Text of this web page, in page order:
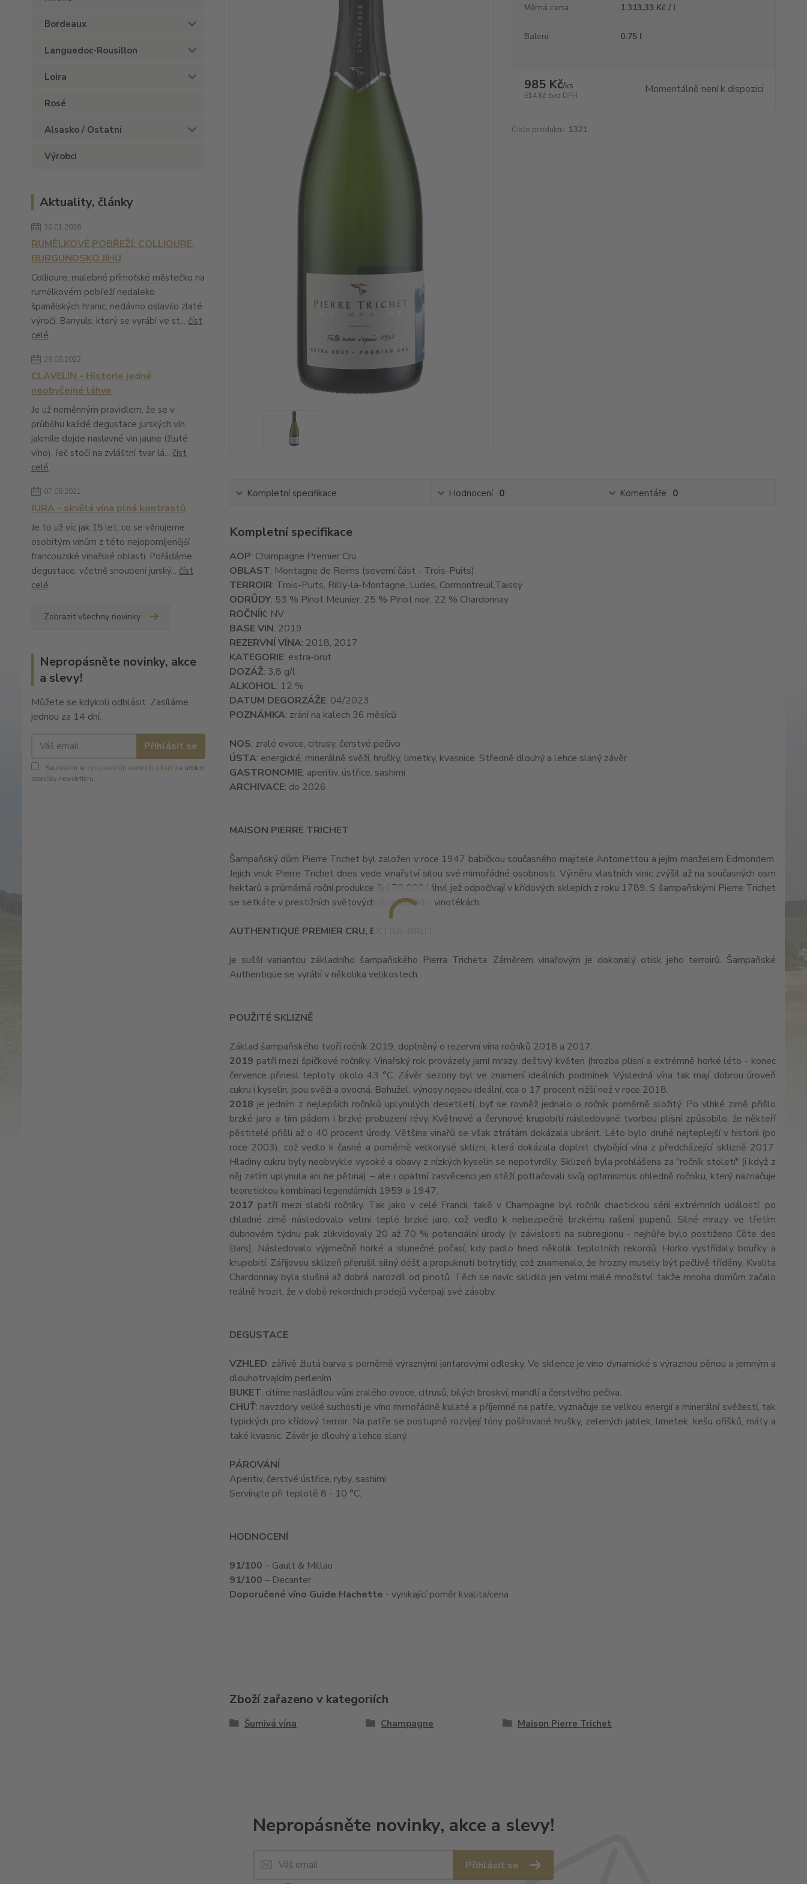
Bordeaux
Languedoc-Rousillon
Loira
Rosé
Alsasko / Ostatní
Výrobci
Aktuality, články
30.01.2026
RUMĚLKOVÉ POBŘEŽÍ: COLLIOURE,
BURGUNDSKO JIHU
Collioure, malebné přímořské městečko na
rumělkovém pobřeží nedaleko
španělských hranic, nedávno oslavilo zlaté
výročí. Banyuls, který se vyrábí ve st... číst
celé
29.08.2022
CLAVELIN - Historie jedné
neobyčejné láhve
Je už neměnným pravidlem, že se v
průběhu každé degustace jurských vín,
jakmile dojde naslavné vin jaune (žluté
víno), řeč stočí na zvláštní tvar lá... číst
celé
07.08.2021
JURA - skvělá vína plná kontrastů
Je to už víc jak 15 let, co se věnujeme
osobitým vínům z této nejopomíjenější
francouzské vinařské oblasti. Pořádáme
degustace, včetně snoubení jurský... číst
celé
Zobrazit všechny novinky
Nepropásněte novinky, akce
a slevy!
Můžete se kdykoli odhlásit. Zasíláme
jednou za 14 dní.
Přihlásit se
Souhlasím se zpracováním osobních údajů za účelem
rozesílky newsletteru.
Měrná cena
1 313,33 Kč / l
Balení 0.75 l
985 Kč/ks
814 Kč bez DPH Momentálně není k dispozici
Číslo produktu: 1321
Kompletní specifikace Hodnocení 0 Komentáře 0
Kompletní specifikace
AOP: Champagne Premier Cru
OBLAST: Montagne de Reims (severní část - Trois-Puits)
TERROIR: Trois-Puits, Rilly-la-Montagne, Ludes, Cormontreuil,Taissy
ODRŮDY: 53 % Pinot Meunier. 25 % Pinot noir, 22 % Chardonnay
ROČNÍK: NV
BASE VIN: 2019
REZERVNÍ VÍNA: 2018, 2017
KATEGORIE: extra-brut
DOZÁŽ: 3,8 g/l
ALKOHOL: 12 %
DATUM DEGORZÁŽE: 04/2023
POZNÁMKA: zrání na kalech 36 měsíců
NOS: zralé ovoce, citrusy, čerstvé pečivo
ÚSTA: energické, minerálně svěží, hrušky, limetky, kvasnice. Středně dlouhý a lehce slaný závěr
GASTRONOMIE: aperitiv, ústřice, sashimi
ARCHIVACE: do 2026
MAISON PIERRE TRICHET
Šampaňský dům Pierre Trichet byl založen v roce 1947 babičkou současného majitele Antoinettou a jejím manželem Edmondem.
Jejich vnuk Pierre Trichet dnes vede vinařství silou své mimořádné osobnosti. Výměru vlastních vinic zvýšil až na současných osm
hektarů a průměrná roční produkce činí 70 000 láhví, jež odpočívají v křídových sklepích z roku 1789. S šampaňskými Pierre Trichet
se setkáte v prestižních světových restauracích i vinotékách.
AUTHENTIQUE PREMIER CRU, EXTRA-BRUT
je sušší variantou základního šampaňského Pierra Tricheta. Záměrem vinařovým je dokonalý otisk jeho terroirů. Šampaňské
Authentique se vyrábí v několika velikostech.
POUŽITÉ SKLIZNĚ
Základ šampaňského tvoří ročník 2019, doplněný o rezervní vína ročníků 2018 a 2017.
2019 patří mezi špičkové ročníky. Vinařský rok provázely jarní mrazy, deštivý květen (hrozba plísní a extrémně horké léto - konec
července přinesl teploty okolo 43 °C. Závěr sezony byl ve znamení ideálních podmínek Výsledná vína tak mají dobrou úroveň
cukru i kyselin, jsou svěží a ovocná. Bohužel, výnosy nejsou ideální, cca o 17 procent nižší než v roce 2018.
2018 je jedním z nejlepších ročníků uplynulých desetiletí, byť se rovněž jednalo o ročník poměrně složitý. Po vlhké zimě přišlo
brzké jaro a tím pádem i brzké probuzení révy. Květnové a červnové krupobití následované tvorbou plísní způsobilo, že někteří
pěstitelé přišli až o 40 procent úrody. Většina vinařů se však ztrátám dokázala ubránit. Léto bylo druhé nejteplejší v historii (po
roce 2003), což vedlo k časné a poměrně velkorysé sklizni, která dokázala doplnit chybějící vína z předcházející sklizně 2017.
Hladiny cukru byly neobvykle vysoké a obavy z nízkých kyselin se nepotvrdily. Sklizeň byla prohlášena za "ročník století" (i když z
něj zatím uplynula ani ne pětina) – ale i opatrní zasvěcenci jen stěží potlačovali svůj optimismus ohledně ročníku, který naznačuje
teoretickou kombinaci legendárních 1959 a 1947.
2017 patří mezi slabší ročníky. Tak jako v celé Francii, takě v Champagne byl ročník chaotickou sérií extrémních událostí: po
chladné zimě následovalo velmi teplé brzké jaro, což vedlo k nebezpečně brzkému rašení pupenů. Silné mrazy ve třetím
dubnovém týdnu pak zlikvidovaly 20 až 70 % potenciální úrody (v závislosti na subregionu - nejhůře bylo postiženo Côte des
Bars). Následovalo výjimečně horké a slunečné počasí, kdy padlo hned několik teplotních rekordů. Horko vystřídaly bouřky a
krupobití. Zářijovou sklizeň přerušil silný déšť a propuknutí botrytidy, což znamenalo, že hrozny musely být pečlivě tříděny. Kvalita
Chardonnay byla slušná až dobrá, narozdíl od pinotů. Těch se navíc sklidilo jen velmi malé množství, takže mnoha domům začalo
reálně hrozit, že v době rekordních prodejů vyčerpají své zásoby.
DEGUSTACE
VZHLED: zářivě žlutá barva s poměrně výraznými jantarovými odlesky. Ve sklence je víno dynamické s výraznou pěnou a jemným a
dlouhotrvajícím perlením
BUKET: cítíme nasládlou vůni zralého ovoce, citrusů, bílých broskví, mandlí a čerstvého pečiva.
CHUŤ: navzdory velké suchosti je víno mimořádně kulaté a příjemné na patře, vyznačuje se velkou energií a minerální svěžestí, tak
typických pro křídový terroir. Na patře se postupně rozvíjejí tóny pošírované hrušky, zelených jablek, limetek, kešu oříšků, máty a
také kvasnic. Závěr je dlouhý a lehce slaný.
PÁROVÁNÍ
Aperitiv, čerstvé ústřice, ryby, sashimi
Servírujte při teplotě 8 - 10 °C.
HODNOCENÍ
91/100 – Gault & Millau
91/100 – Decanter
Doporučené víno Guide Hachette - vynikající poměr kvalita/cena
Zboží zařazeno v kategoriích
Šumivá vína Champagne Maison Pierre Trichet
Nepropásněte novinky, akce a slevy!
Přihlásit se